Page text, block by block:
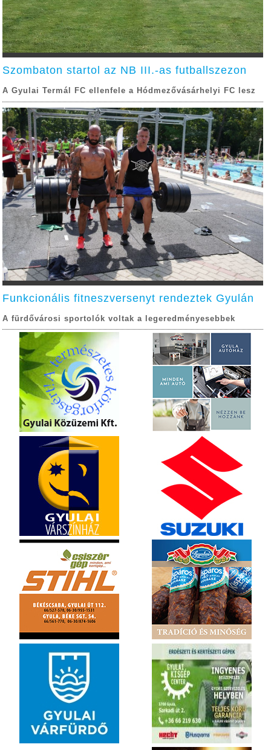
Szombaton startol az NB III.-as futballszezon
A Gyulai Termál FC ellenfele a Hódmezővásárhelyi FC lesz
Funkcionális fitneszversenyt rendeztek Gyulán
A fürdővárosi sportolók voltak a legeredményesebbek